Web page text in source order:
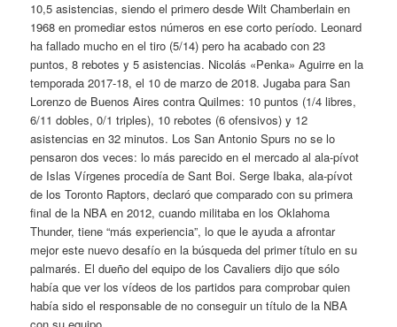
10,5 asistencias, siendo el primero desde Wilt Chamberlain en
1968 en promediar estos números en ese corto período. Leonard
ha fallado mucho en el tiro (5/14) pero ha acabado con 23
puntos, 8 rebotes y 5 asistencias. Nicolás «Penka» Aguirre en la
temporada 2017-18, el 10 de marzo de 2018. Jugaba para San
Lorenzo de Buenos Aires contra Quilmes: 10 puntos (1/4 libres,
6/11 dobles, 0/1 triples), 10 rebotes (6 ofensivos) y 12
asistencias en 32 minutos. Los San Antonio Spurs no se lo
pensaron dos veces: lo más parecido en el mercado al ala-pívot
de Islas Vírgenes procedía de Sant Boi. Serge Ibaka, ala-pívot
de los Toronto Raptors, declaró que comparado con su primera
final de la NBA en 2012, cuando militaba en los Oklahoma
Thunder, tiene “más experiencia”, lo que le ayuda a afrontar
mejor este nuevo desafío en la búsqueda del primer título en su
palmarés. El dueño del equipo de los Cavaliers dijo que sólo
había que ver los vídeos de los partidos para comprobar quien
había sido el responsable de no conseguir un título de la NBA